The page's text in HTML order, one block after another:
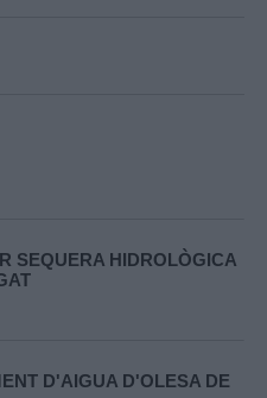
SEQUERA HIDROLÒGICA
D'AIGUA D'OLESA DE